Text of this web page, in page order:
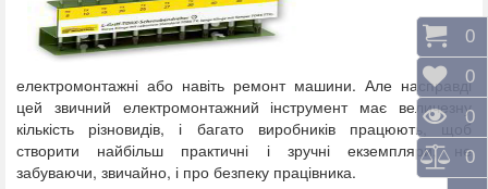
електромонтажні або навіть ремонт машини. Але насправді
цей звичний електромонтажний інструмент має величезну
кількість різновидів, і багато виробників працюють, щоб
створити найбільш практичні і зручні екземпляри, не
забуваючи, звичайно, і про безпеку працівника.
0
0
0
0